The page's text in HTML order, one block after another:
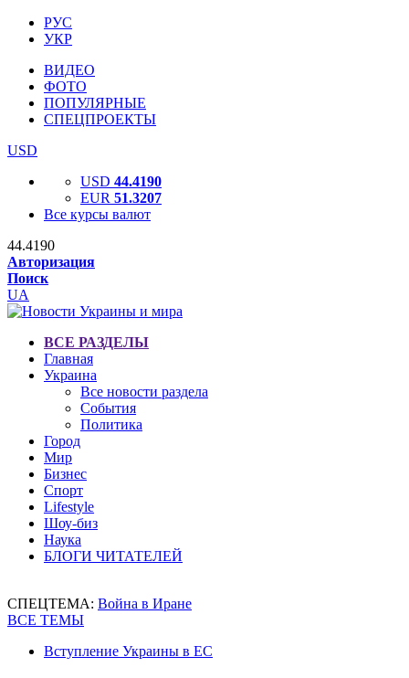
РУС
УКР
ВИДЕО
ФОТО
ПОПУЛЯРНЫЕ
СПЕЦПРОЕКТЫ
USD
USD 44.4190
EUR 51.3207
Все курсы валют
44.4190
Авторизация
Поиск
UA
ВСЕ РАЗДЕЛЫ
Главная
Украина
Все новости раздела
События
Политика
Город
Мир
Бизнес
Спорт
Lifestyle
Шоу-биз
Наука
БЛОГИ ЧИТАТЕЛЕЙ
СПЕЦТЕМА: Война в Иране
ВСЕ ТЕМЫ
Вступление Украины в ЕС